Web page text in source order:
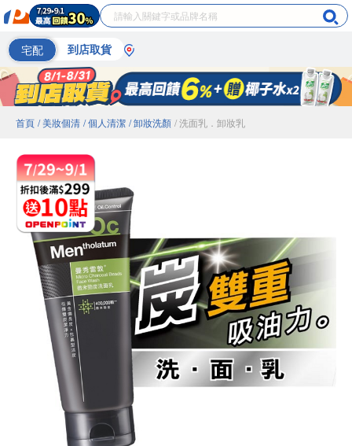
宅配 到店取貨
首頁 / 美妝個清 / 個人清潔 / 卸妝洗顏 / 洗面乳．卸妝乳